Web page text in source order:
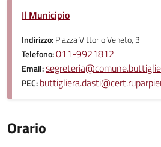
Il Municipio
Indirizzo:Piazza Vittorio Veneto, 3
Telefono:011-9921812
Email:
PEC:
Orario